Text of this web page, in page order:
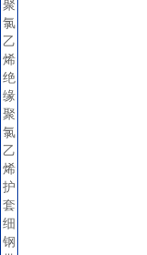
聚
氯
乙
烯
绝
缘
聚
氯
乙
烯
护
套
细
钢